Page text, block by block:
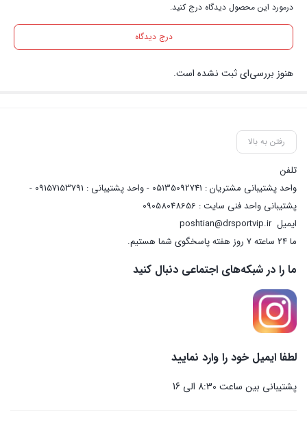
درمورد این محصول دیدگاه درج کنید.
درج دیدگاه
هنوز بررسی‌ای ثبت نشده است.
رفتن به بالا
تلفن
واحد پشتیبانی مشتریان : 05135092741 - واحد پشتیبانی : 09157153791 -
پشتیبانی واحد فنی سایت : 09058048656
ایمیلposhtian@drsportvip.ir
ما 24 ساعته 7 روز هفته پاسخگوی شما هستیم.
ما را در شبکه‌های اجتماعی دنبال کنید
لطفا ایمیل خود را وارد نمایید
پشتیبانی بین ساعت 8:30 الی 16